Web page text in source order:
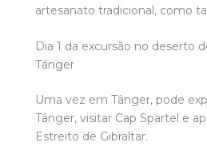
artesanato tradicional, como
Dia 1 da excursão no deserto
Tânger
Uma vez em Tânger, pode
Tânger, visitar Cap Spartel e
Estreito de Gibraltar.